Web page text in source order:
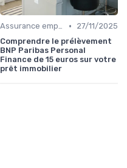
Assurance emprunteur •
27/11/2025
Comprendre le prélèvement
BNP Paribas Personal
Finance de 15 euros sur votre
prêt immobilier